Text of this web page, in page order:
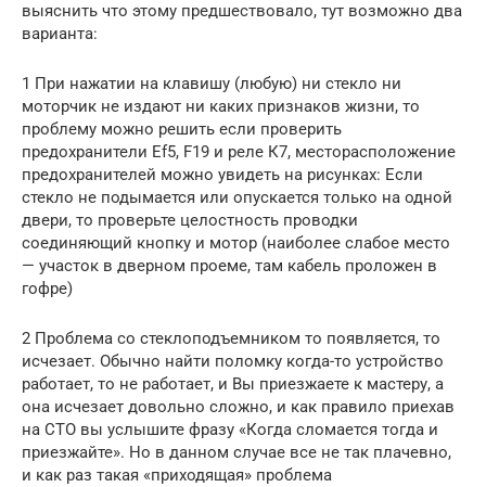
выяснить что этому предшествовало, тут возможно два
варианта:
1 При нажатии на клавишу (любую) ни стекло ни
моторчик не издают ни каких признаков жизни, то
проблему можно решить если проверить
предохранители Ef5, F19 и реле К7, месторасположение
предохранителей можно увидеть на рисунках: Если
стекло не подымается или опускается только на одной
двери, то проверьте целостность проводки
соединяющий кнопку и мотор (наиболее слабое место
— участок в дверном проеме, там кабель проложен в
гофре)
2 Проблема со стеклоподъемником то появляется, то
исчезает. Обычно найти поломку когда-то устройство
работает, то не работает, и Вы приезжаете к мастеру, а
она исчезает довольно сложно, и как правило приехав
на СТО вы услышите фразу «Когда сломается тогда и
приезжайте». Но в данном случае все не так плачевно,
и как раз такая «приходящая» проблема